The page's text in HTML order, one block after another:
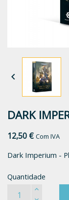

DARK
12,50 € Com IVA
Dark Imperium -
Quantidade